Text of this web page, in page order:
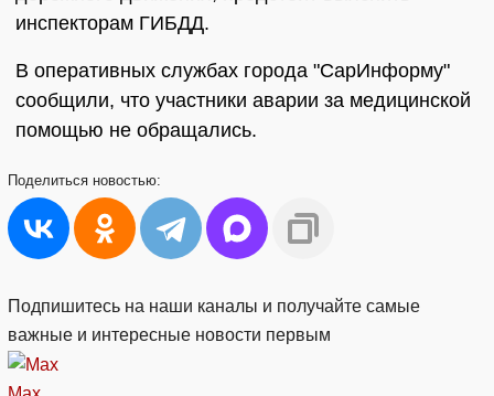
инспекторам ГИБДД.
В оперативных службах города "СарИнформу"
сообщили, что участники аварии за медицинской
помощью не обращались.
Поделиться новостью:
Подпишитесь на наши каналы и получайте самые
важные и интересные новости первым